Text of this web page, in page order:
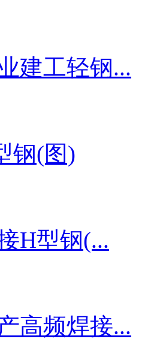
建工轻钢...
钢(图)
H型钢(...
高频焊接...